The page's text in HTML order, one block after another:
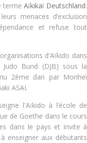
terme Aïkikaï Deutschland.
menaces d’exclusion
et refuse tout
d'Aïkido dans
Bund (DJB) sous la
2ème dan par Morihei
ASAI.
l'Aïkido à l’école de
de Goethe dans le cours
dans le pays et invite à
enseigner aux débutants